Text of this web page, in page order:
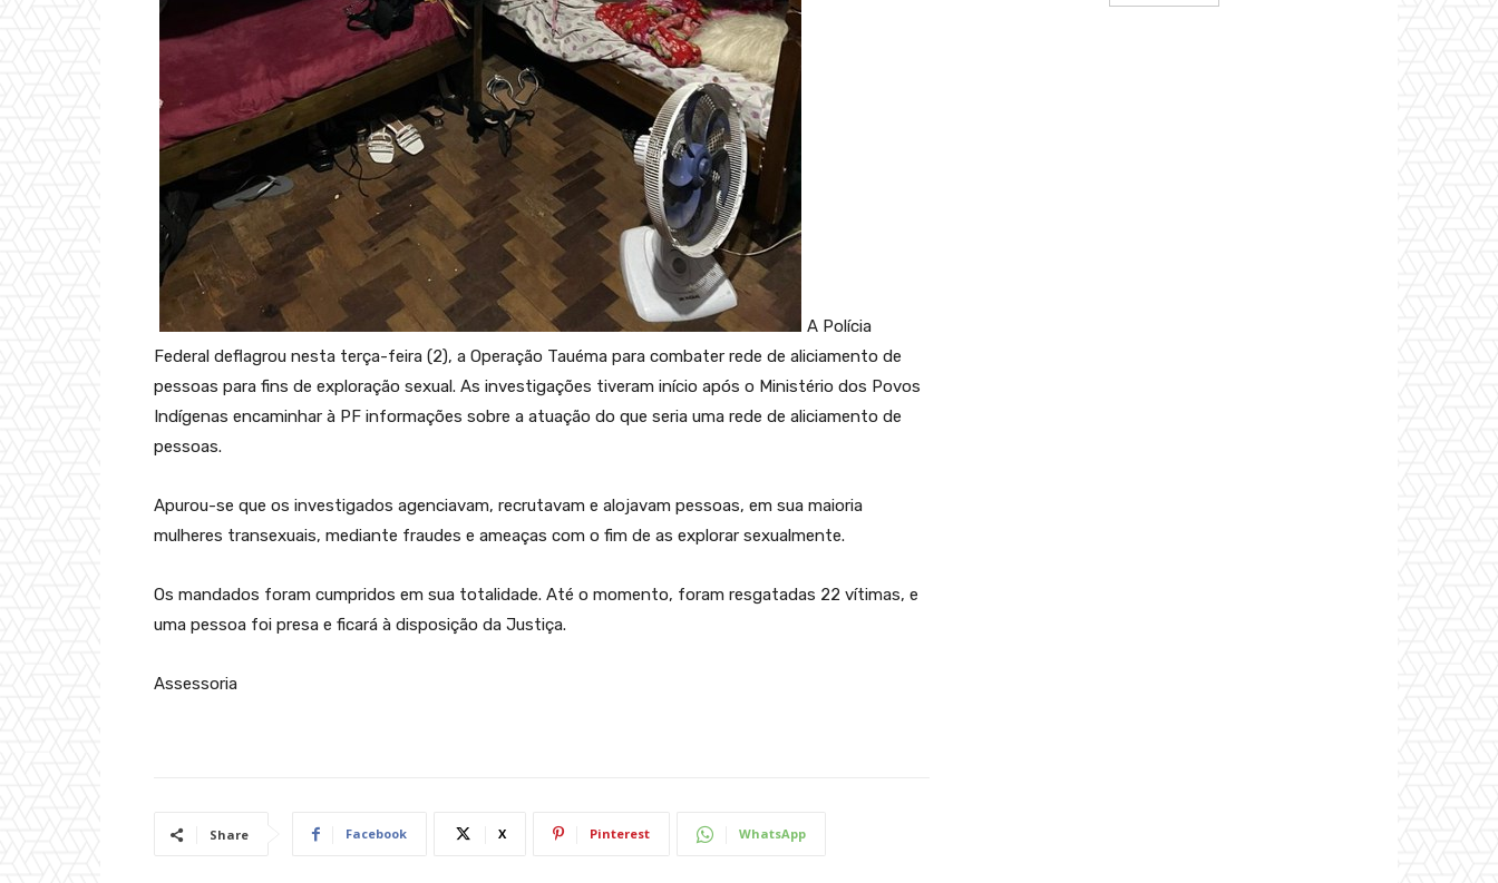
A Polícia
Federal deflagrou nesta terça-feira (2), a Operação Tauéma para combater rede de aliciamento de
pessoas para fins de exploração sexual. As investigações tiveram início após o Ministério dos Povos
Indígenas encaminhar à PF informações sobre a atuação do que seria uma rede de aliciamento de
pessoas.
Apurou-se que os investigados agenciavam, recrutavam e alojavam pessoas, em sua maioria
mulheres transexuais, mediante fraudes e ameaças com o fim de as explorar sexualmente.
Os mandados foram cumpridos em sua totalidade. Até o momento, foram resgatadas 22 vítimas, e
uma pessoa foi presa e ficará à disposição da Justiça.
Assessoria
Share Facebook X Pinterest WhatsApp